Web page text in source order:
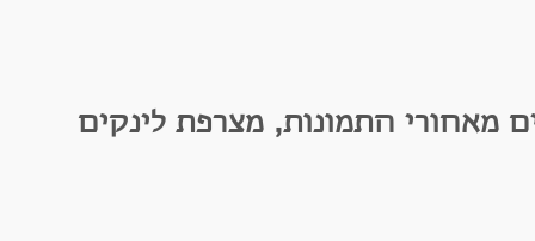
התמונות, מצרפת לינקים